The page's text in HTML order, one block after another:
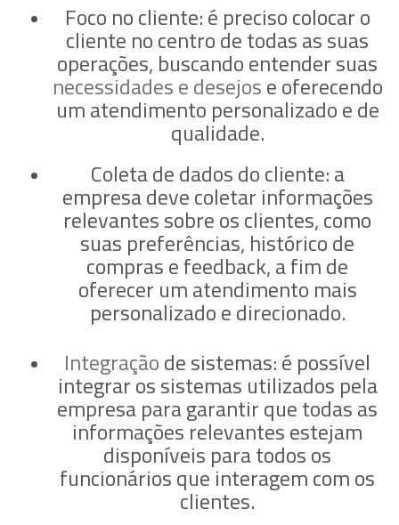
Foco no cliente:é preciso colocar o
cliente no centro de todas as suas
operações, buscando entender suas
necessidades e desejose oferecendo
um atendimento personalizado e de
qualidade.
Coleta de dados do cliente:a
empresa deve coletar informações
relevantes sobre os clientes, como
suas preferências, histórico de
compras e feedback, a fim de
oferecer um atendimento mais
personalizado e direcionado.
Integraçãode sistemas:é possível
integrar os sistemas utilizados pela
empresa para garantir que todas as
informações relevantes estejam
disponíveis para todos os
funcionários que interagem com os
clientes.